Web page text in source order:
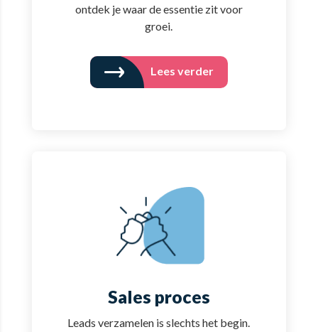
ontdek je waar de essentie zit voor
groei.
Lees verder
Sales proces
Leads verzamelen is slechts het begin.